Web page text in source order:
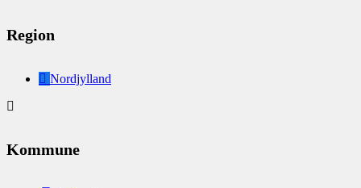
Region
Nordjylland
Kommune